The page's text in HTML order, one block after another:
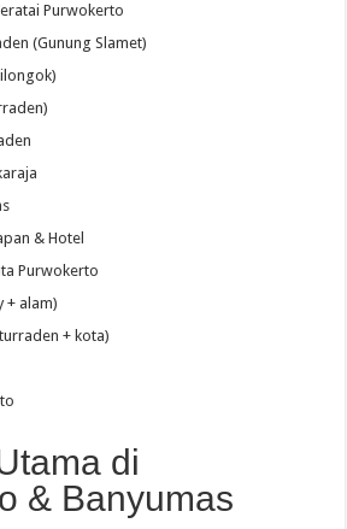
Purwokerto
(Gunung Slamet)
& Hotel
Purwokerto
+ alam)
+ kota)
di
& Banyumas